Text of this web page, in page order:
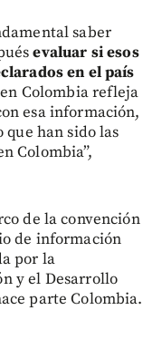
saber
evaluar si esos
en el país
Colombia refleja
esa información,
han sido las
Colombia”,
de la convención
de información
por la
y el Desarrollo
parte Colombia.